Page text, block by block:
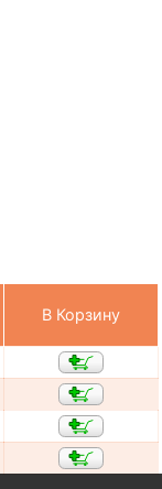
В Корзину